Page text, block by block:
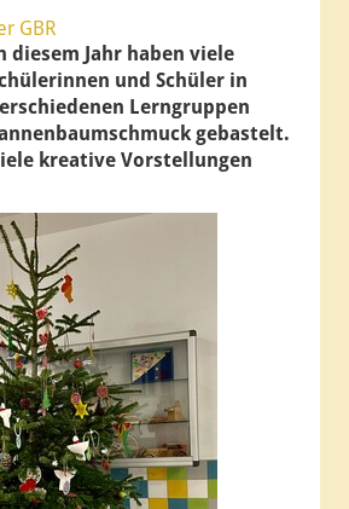
GBR
diesem Jahr haben viele
und Schüler in
Lerngruppen
gebastelt.
kreative Vorstellungen